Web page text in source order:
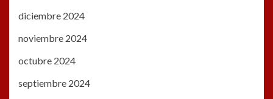
diciembre 2024
noviembre 2024
octubre 2024
septiembre 2024